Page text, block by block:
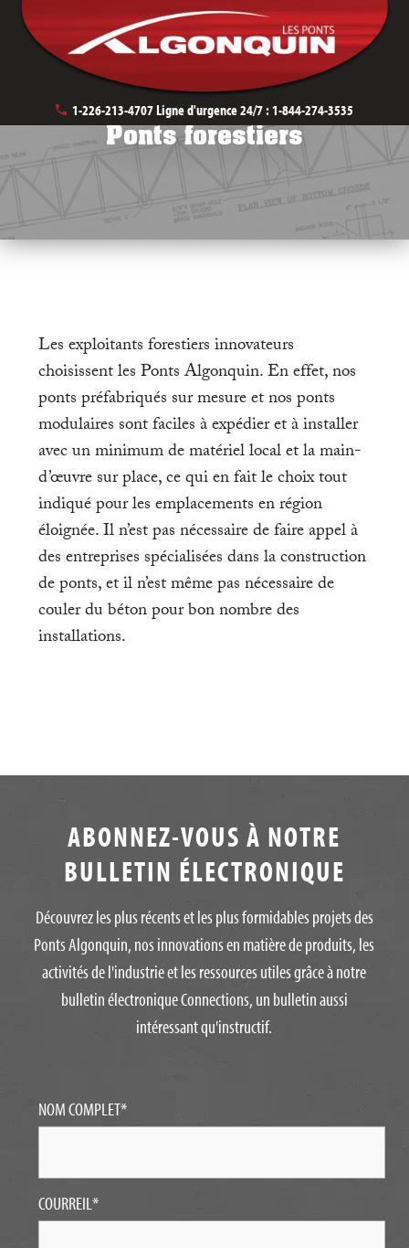
1-226-213-4707 Ligne d'urgence 24/7 :1-844-274-3535
Ponts forestiers
Les exploitants forestiers innovateurs
choisissent les Ponts Algonquin. En effet, nos
ponts préfabriqués sur mesure et nos ponts
modulaires sont faciles à expédier et à installer
avec un minimum de matériel local et la main-
d’œuvre sur place, ce qui en fait le choix tout
indiqué pour les emplacements en région
éloignée. Il n’est pas nécessaire de faire appel à
des entreprises spécialisées dans la construction
de ponts, et il n’est même pas nécessaire de
couler du béton pour bon nombre des
installations.
ABONNEZ-VOUS À NOTRE
BULLETIN ÉLECTRONIQUE
Découvrez les plus récents et les plus formidables projets des
Ponts Algonquin, nos innovations en matière de produits, les
activités de l'industrie et les ressources utiles grâce à notre
bulletin électronique Connections, un bulletin aussi
intéressant qu'instructif.
NOM COMPLET*
COURREIL*